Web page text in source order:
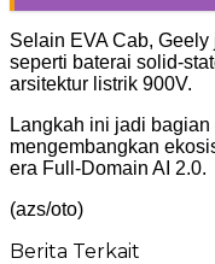
Selain EVA Cab,
seperti baterai solid-
arsitektur listrik 900V.
Langkah ini jadi
mengembangkan
era Full-Domain AI 2.0.
(azs/oto)
Berita Terkait